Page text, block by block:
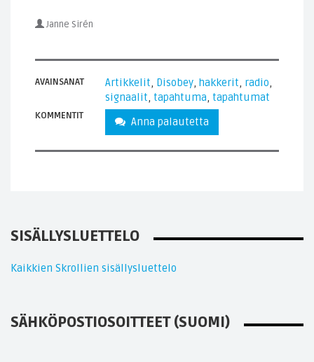
Janne Sirén
AVAINSANAT Artikkelit, Disobey, hakkerit, radio,
signaalit, tapahtuma, tapahtumat
KOMMENTIT Anna palautetta
SISÄLLYSLUETTELO
Kaikkien Skrollien sisällysluettelo
SÄHKÖPOSTIOSOITTEET (SUOMI)